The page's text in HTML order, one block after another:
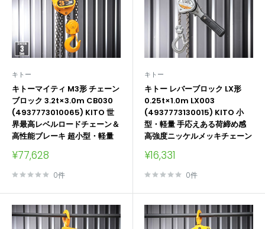
キトー
キトーマイティ M3形 チェーン
ブロック 3.2t×3.0m CB030
(4937773010065) KITO 世
界最高レベルロードチェーン＆
高性能ブレーキ 超小型・軽量
販
価
¥77,628
0件
キトー
キトー レバーブロック LX形
0.25t×1.0m LX003
(4937773130015) KITO 小
型・軽量 手応えある荷締め感
高強度ニッケルメッキチェーン
販
価
¥16,331
0件